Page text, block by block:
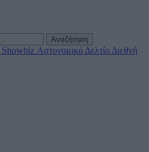
Αναζήτηση
Showbiz Αστυνομικό Δελτίο Διεθνή